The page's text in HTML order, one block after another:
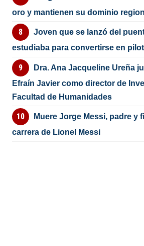
oro y mantienen su dominio
Joven que se lanzó del
estudiaba para convertirse en
Dra. Ana Jacqueline Ureña
Efraín Javier como director de
Facultad de Humanidades
Muere Jorge Messi, padre y
carrera de Lionel Messi